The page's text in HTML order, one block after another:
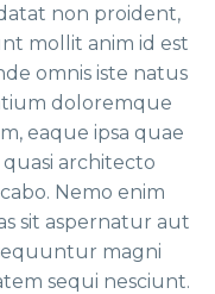
non proident,
mollit anim id est
omnis iste natus
doloremque
eaque ipsa quae
architecto
Nemo enim
sit aspernatur aut
magni
sequi nesciunt.